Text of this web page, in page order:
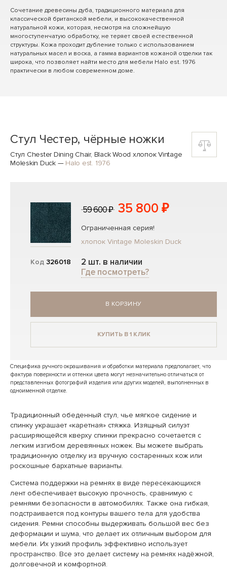
Сочетание древесины дуба, традиционного материала для
классической британской мебели, и высококачественной
натуральной кожи, которая, несмотря на сложнейшую
многоступенчатую обработку, не теряет своей естественной
структуры. Кожа проходит дубление только с использованием
натуральных масел и воска, а гамма вариантов кожаной отделки так
широка, что позволяет найти место для мебели Halo est. 1976
практически в любом современном доме.
Стул Честер, чёрные ножки
Стул Chester Dining Chair, Black Wood хлопок Vintage
Moleskin Duck— Halo est. 1976
Код 326018
59 600 ₽ 35 800 ₽
Ограниченная серия!
хлопок Vintage Moleskin Duck
2 шт. в наличии
Где посмотреть?
В КОРЗИНУ
КУПИТЬ В 1 КЛИК
Специфика ручного окрашивания и обработки материала предполагает, что
фактура поверхности и оттенки цвета могут незначительно отличаться от
представленных фотографий изделия или других моделей, выполненных в
одноименной отделке.
Традиционный обеденный стул, чье мягкое сидение и
спинку украшает «каретная» стяжка. Изящный силуэт
расширяющейся кверху спинки прекрасно сочетается с
легким изгибом деревянных ножек. Вы можете выбрать
традиционную отделку из вручную состаренных кож или
роскошные бархатные варианты.
Система поддержки на ремнях в виде пересекающихся
лент обеспечивает высокую прочность, сравнимую с
ремнями безопасности в автомобилях. Также она гибкая,
подстраивается под контуры вашего тела для удобства
сидения. Ремни способны выдерживать большой вес без
деформации и шума, что делает их отличным выбором для
мебели. Их узкий профиль эффективно использует
пространство. Все это делает систему на ремнях надёжной,
долговечной и комфортной.